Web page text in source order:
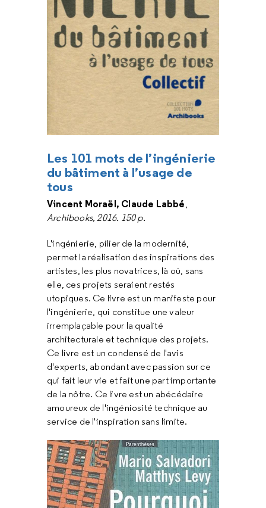
Les 101 mots de l’ingénierie
du bâtiment à l’usage de
tous
Vincent Moraël, Claude Labbé,
Archibooks, 2016. 150 p.
L'ingénierie, pilier de la modernité,
permet la réalisation des inspirations des
artistes, les plus novatrices, là où, sans
elle, ces projets seraient restés
utopiques. Ce livre est un manifeste pour
l'ingénierie, qui constitue une valeur
irremplaçable pour la qualité
architecturale et technique des projets.
Ce livre est un condensé de l'avis
d'experts, abondant avec passion sur ce
qui fait leur vie et fait une part importante
de la nôtre. Ce livre est un abécédaire
amoureux de l'ingéniosité technique au
service de l'inspiration sans limite.